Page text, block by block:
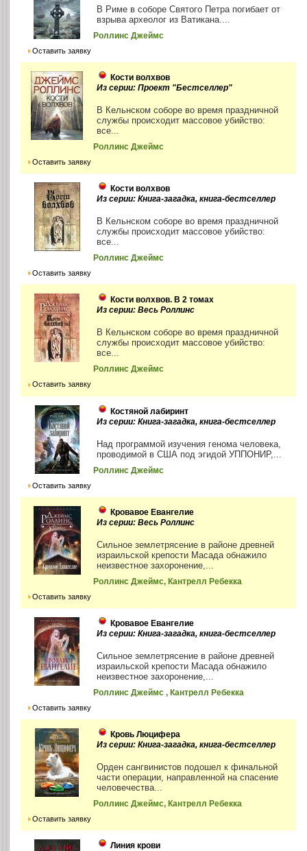
В Риме в соборе Святого Петра погибает от
взрыва археолог из Ватикана....
Роллинс Джеймс
Оставить заявку
Кости волхвов
Из серии: Проект "Бестселлер"
В Кельнском соборе во время праздничной
службы происходит массовое убийство:
все...
Роллинс Джеймс
Оставить заявку
Кости волхвов
Из серии: Книга-загадка, книга-бестселлер
В Кельнском соборе во время праздничной
службы происходит массовое убийство:
все...
Роллинс Джеймс
Оставить заявку
Кости волхвов. В 2 томах
Из серии: Весь Роллинс
В Кельнском соборе во время праздничной
службы происходит массовое убийство:
все...
Роллинс Джеймс
Оставить заявку
Костяной лабиринт
Из серии: Книга-загадка, книга-бестселлер
Над программой изучения генома человека,
проводимой в США под эгидой УППОНИР,...
Роллинс Джеймс
Оставить заявку
Кровавое Евангелие
Из серии: Весь Роллинс
Сильное землетрясение в районе древней
израильской крепости Масада обнажило
неизвестное захоронение,...
Роллинс Джеймс, Кантрелл Ребекка
Оставить заявку
Кровавое Евангелие
Из серии: Книга-загадка, книга-бестселлер
Сильное землетрясение в районе древней
израильской крепости Масада обнажило
неизвестное захоронение,...
Роллинс Джеймс , Кантрелл Ребекка
Оставить заявку
Кровь Люцифера
Из серии: Книга-загадка, книга-бестселлер
Орден сангвинистов подошел к финальной
части операции, направленной на спасение
человечества...
Роллинс Джеймс, Кантрелл Ребекка
Оставить заявку
Линия крови